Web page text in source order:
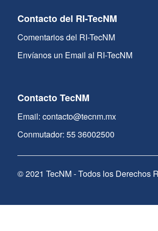
Contacto del RI-TecNM
Comentarios del RI-TecNM
Envíanos un Email al RI-TecNM
Contacto TecNM
Email: contacto@tecnm.mx
Conmutador: 55 36002500
© 2021 TecNM - Todos los Derechos